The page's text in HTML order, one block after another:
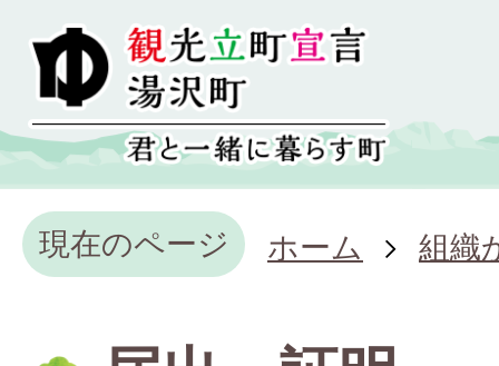
現在のページ ホーム 組織